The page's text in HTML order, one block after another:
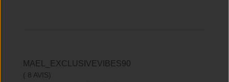
MAEL_EXCLUSIVEVIBES90
( 8 AVIS)